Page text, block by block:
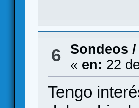
6 Sondeos /
« en: 22
Tengo